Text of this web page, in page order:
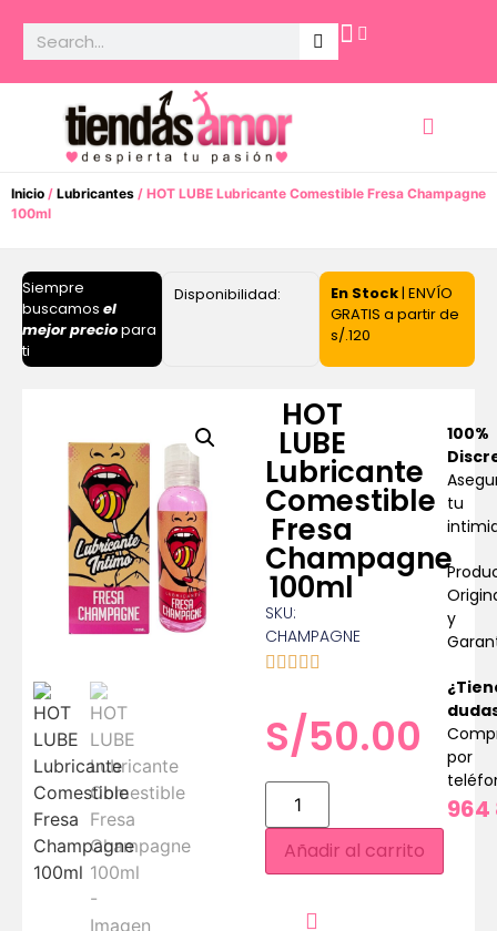
Inicio / Lubricantes / HOT LUBE Lubricante Comestible Fresa Champagne
100ml
Siempre
buscamos el
mejor preciopara
ti
Disponibilidad: En Stock| ENVÍO
GRATIS a partir de
s/.120
HOT
LUBE
Lubricante
Comestible
Fresa
Champagne
100ml
SKU:
CHAMPAGNE
S/50.00
Añadir al carrito
100%
tu
y
por
964